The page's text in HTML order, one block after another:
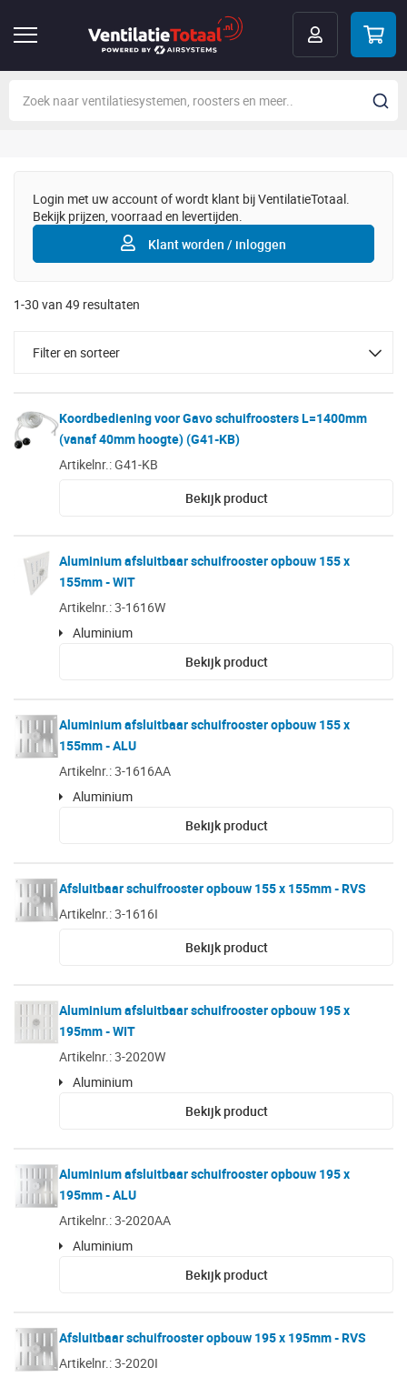
Login met uw account of wordt klant bij VentilatieTotaal.
Bekijk prijzen, voorraad en levertijden.
Klant worden / inloggen
1-30 van 49 resultaten
Filter en sorteer
Koordbediening voor Gavo schuifroosters L=1400mm
(vanaf 40mm hoogte) (G41-KB)
Artikelnr.: G41-KB
Bekijk product
Aluminium afsluitbaar schuifrooster opbouw 155 x
155mm - WIT
Artikelnr.: 3-1616W
Aluminium
Bekijk product
Aluminium afsluitbaar schuifrooster opbouw 155 x
155mm - ALU
Artikelnr.: 3-1616AA
Aluminium
Bekijk product
Afsluitbaar schuifrooster opbouw 155 x 155mm - RVS
Artikelnr.: 3-1616I
Bekijk product
Aluminium afsluitbaar schuifrooster opbouw 195 x
195mm - WIT
Artikelnr.: 3-2020W
Aluminium
Bekijk product
Aluminium afsluitbaar schuifrooster opbouw 195 x
195mm - ALU
Artikelnr.: 3-2020AA
Aluminium
Bekijk product
Afsluitbaar schuifrooster opbouw 195 x 195mm - RVS
Artikelnr.: 3-2020I